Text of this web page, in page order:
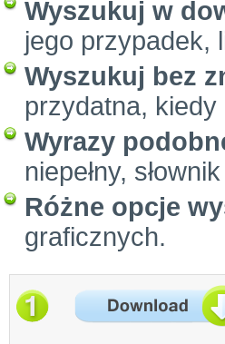
Wyszukuj w
jego przypadek,
Wyszukuj bez
przydatna,
Wyrazy
niepełny,
Różne opcje
graficznych.